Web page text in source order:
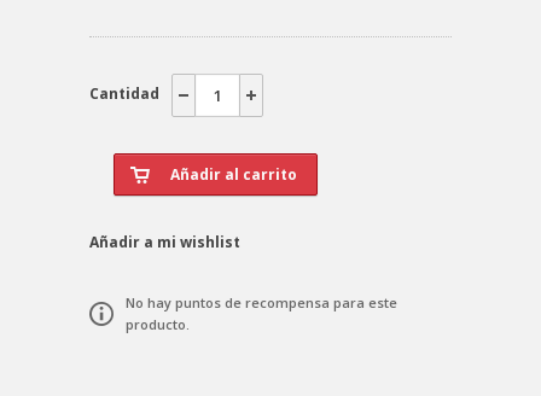
Cantidad
Añadir a mi wishlist
No hay puntos de recompensa para este
producto.